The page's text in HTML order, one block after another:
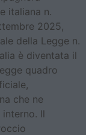
italiana n.
2025,
della Legge n.
è diventata il
quadro
che ne
interno. Il